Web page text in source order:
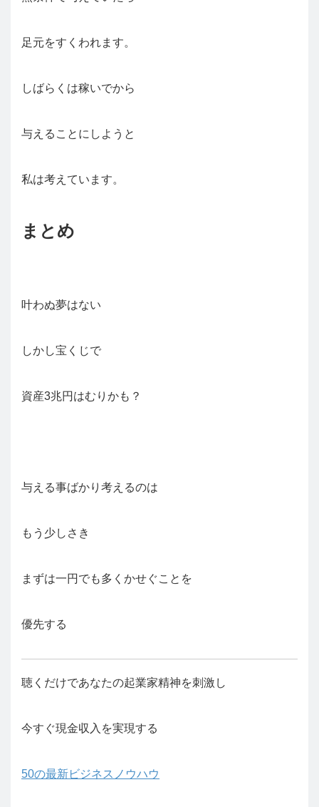
足元をすくわれます。
しばらくは稼いでから
与えることにしようと
私は考えています。
まとめ
叶わぬ夢はない
しかし宝くじで
資産3兆円はむりかも？
与える事ばかり考えるのは
もう少しさき
まずは一円でも多くかせぐことを
優先する
聴くだけであなたの起業家精神を刺激し
今すぐ現金収入を実現する
50の最新ビジネスノウハウ